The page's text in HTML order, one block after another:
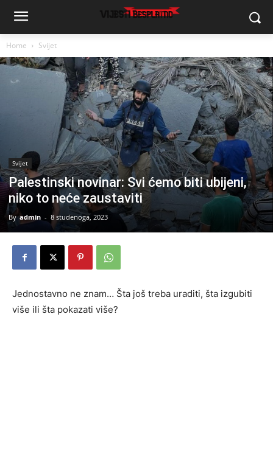
Home Svijet
Svijet
Palestinski novinar: Svi ćemo biti ubijeni,
niko to neće zaustaviti
By admin - 8 studenoga, 2023
Jednostavno ne znam… Šta još treba uraditi, šta izgubiti
više ili šta pokazati više?